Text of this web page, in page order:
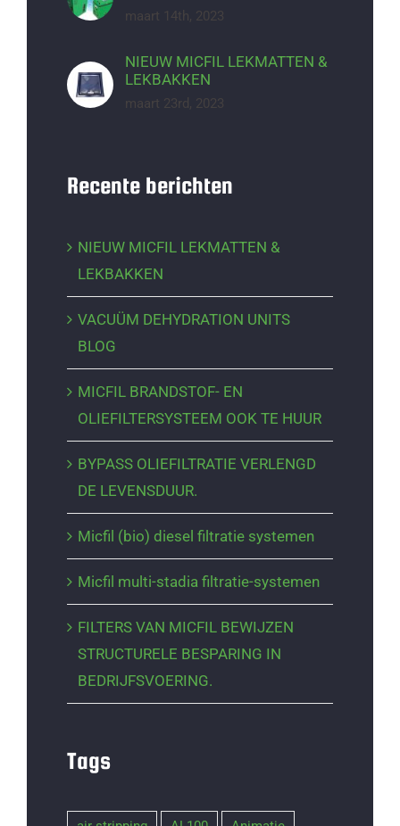
maart 14th, 2023
NIEUW MICFIL LEKMATTEN &
LEKBAKKEN
maart 23rd, 2023
Recente berichten
NIEUW MICFIL LEKMATTEN &
LEKBAKKEN
VACUÜM DEHYDRATION UNITS
BLOG
MICFIL BRANDSTOF- EN
OLIEFILTERSYSTEEM OOK TE HUUR
BYPASS OLIEFILTRATIE VERLENGD
DE LEVENSDUUR.
Micfil (bio) diesel filtratie systemen
Micfil multi-stadia filtratie-systemen
FILTERS VAN MICFIL BEWIJZEN
STRUCTURELE BESPARING IN
BEDRIJFSVOERING.
Tags